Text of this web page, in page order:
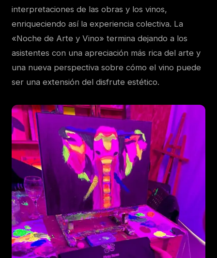
interpretaciones de las obras y los vinos,
enriqueciendo así la experiencia colectiva. La
«Noche de Arte y Vino» termina dejando a los
asistentes con una apreciación más rica del arte y
una nueva perspectiva sobre cómo el vino puede
ser una extensión del disfrute estético.